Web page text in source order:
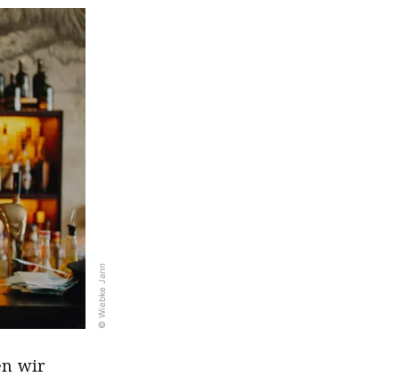
© Wiebke Jann
wir